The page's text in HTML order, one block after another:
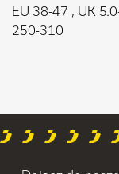
EU 38-47 , UK
250-310